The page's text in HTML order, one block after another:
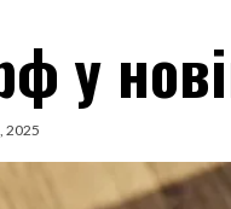
у
2025